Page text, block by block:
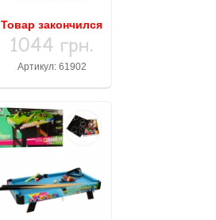
Товар закончился
1044 грн.
Артикул: 61902